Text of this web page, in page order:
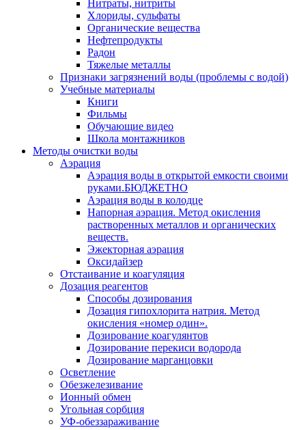
Нитраты, нитриты
Хлориды, сульфаты
Органические вещества
Нефтепродукты
Радон
Тяжелые металлы
Признаки загрязнений воды (проблемы с водой)
Учебные материалы
Книги
Фильмы
Обучающие видео
Школа монтажников
Методы очистки воды
Аэрация
Аэрация воды в открытой емкости своими
руками.БЮДЖЕТНО
Аэрация воды в колодце
Напорная аэрация. Метод окисления
растворенных металлов и органических
веществ.
Эжекторная аэрация
Оксидайзер
Отстаивание и коагуляция
Дозация реагентов
Способы дозирования
Дозация гипохлорита натрия. Метод
окисления «номер один».
Дозирование коагулянтов
Дозирование перекиси водорода
Дозирование марганцовки
Осветление
Обезжелезивание
Ионный обмен
Угольная сорбция
УФ-обеззараживание